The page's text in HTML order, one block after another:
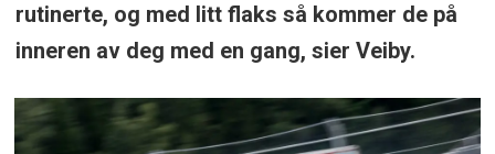
rutinerte, og med litt flaks så kommer de på
inneren av deg med en gang, sier Veiby.